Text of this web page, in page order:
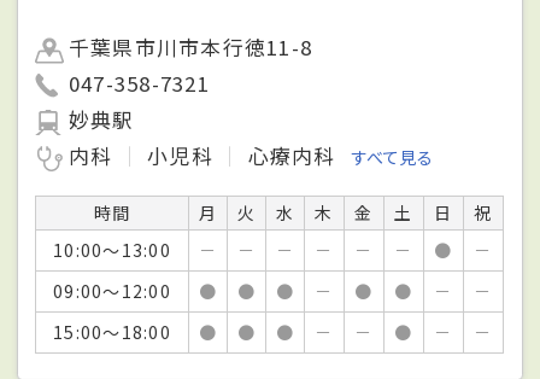
千葉県市川市本行徳11-8
047-358-7321
妙典駅
内科
小児科 心療内科 すべて見る
時間 月 火 水 木 金 土 日
祝
10:00～13:00
－ － － － － － ●
－
09:00～12:00
● ● ● － ● ● －
－
15:00～18:00
● ● ● － － ● － －